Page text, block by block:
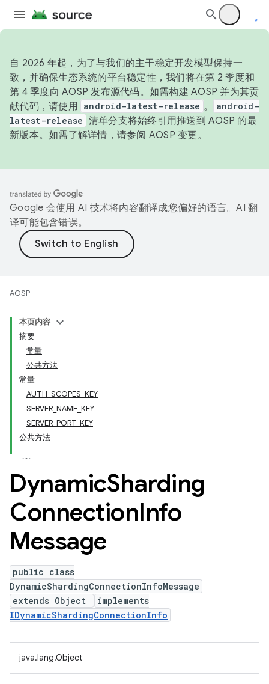
自 2026 年起，为了与我们的主干稳定开发模型保持一
致，并确保生态系统的平台稳定性，我们将在第 2 季度和
第 4 季度向 AOSP 发布源代码。如需构建 AOSP 并为其贡
献代码，请使用 android-latest-release 。
android-
latest-release 清单分支将始终引用推送到 AOSP 的最
新版本。如需了解详情，请参阅 AOSP 变更。
Google 会使用 AI 技术将内容翻译成您偏好的语言。AI 翻
译可能包含错误。
AOSP
本页内容
摘要
常量
公共方法
常量
AUTH_SCOPES_KEY
SERVER_NAME_KEY
SERVER_PORT_KEY
公共方法
DynamicSharding
ConnectionInfo
Message
public class
DynamicShardingConnectionInfoMessage
extends Object
implements
IDynamicShardingConnectionInfo
java.lang.Object